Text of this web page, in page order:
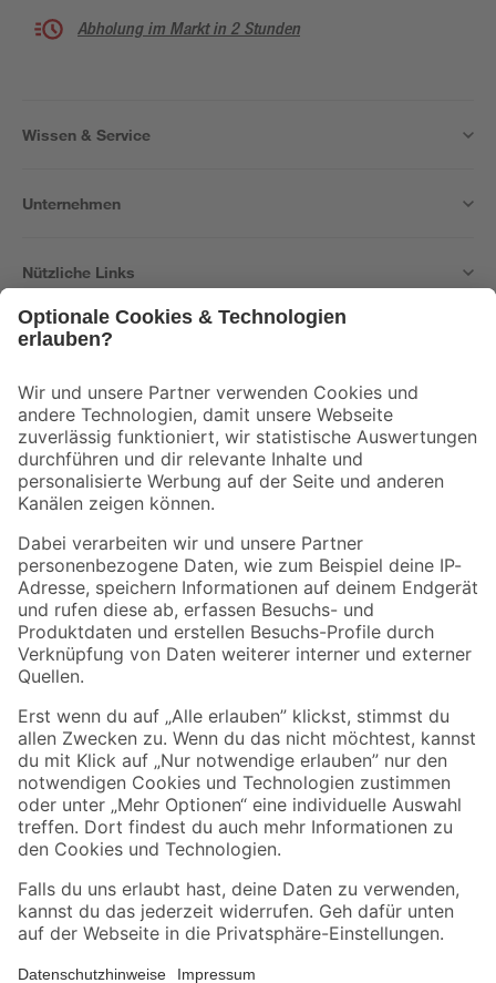
Abholung im Markt in 2 Stunden
Wissen & Service
Unternehmen
Nützliche Links
Der toom Newsletter: Keine Angebote und Aktionen mehr verpassen!
Zur Newsletter Anmeldung
Folge uns
Zahlungsarten Versandarten
Sicher einkaufen
Jetzt die toom-App herunterladen
Alle Preisangaben in EUR inkl. gesetzl. MwSt.. Die dargestellten Angebote sind unter
Umständen nicht in allen Märkten verfügbar. Die angegebenen Verfügbarkeiten beziehen
Produkte nur solange der Vorrat reicht.